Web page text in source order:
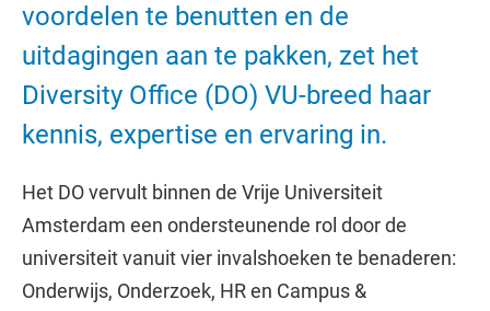
voordelen te benutten en de
uitdagingen aan te pakken, zet het
Diversity Office (DO) VU-breed haar
kennis, expertise en ervaring in.
Het DO vervult binnen de Vrije Universiteit
Amsterdam een ondersteunende rol door de
universiteit vanuit vier invalshoeken te benaderen:
Onderwijs, Onderzoek, HR en Campus &